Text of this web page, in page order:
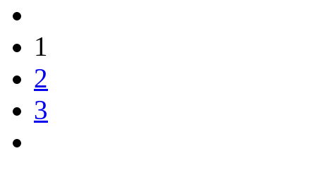
1
2
3